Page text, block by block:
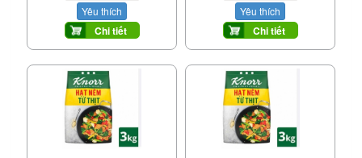
Yêu thích
Chi tiết
Yêu thích
Chi tiết